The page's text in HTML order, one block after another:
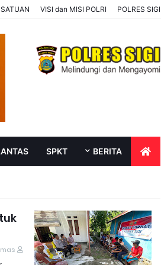
POLRES SIGI
VISI dan MISI POLRI
SATUAN
BERITA
SPKT